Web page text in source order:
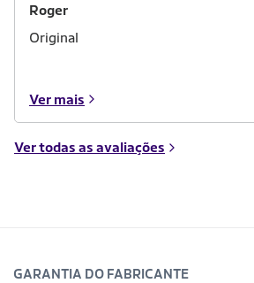
Roger
Original
Ver mais
Ver todas as avaliações
GARANTIA DO FABRICANTE